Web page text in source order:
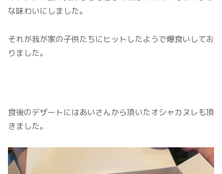
な味わいにしました。
それが我が家の子供たちにヒットしたようで爆食いしてお
りました。
食後のデザートにはあいさんから頂いたオシャカヌレも頂
きました。